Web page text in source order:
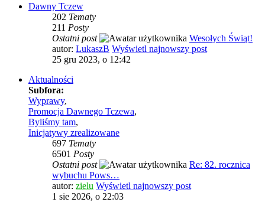
Dawny Tczew
202 Tematy
211 Posty
Ostatni post
Wesołych Świąt!
autor: LukaszB Wyświetl najnowszy post
25 gru 2023, o 12:42
Aktualności
Subfora:
Wyprawy,
Promocja Dawnego Tczewa,
Byliśmy tam,
Inicjatywy zrealizowane
697 Tematy
6501 Posty
Ostatni post
Re: 82. rocznica
wybuchu Pows…
autor: zielu Wyświetl najnowszy post
1 sie 2026, o 22:03